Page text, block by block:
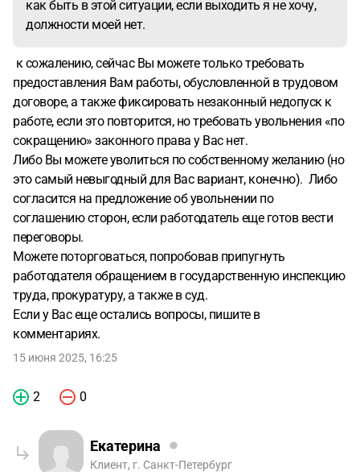
как быть в этой ситуации, если выходить я не хочу,
должности моей нет.
к сожалению, сейчас Вы можете только требовать
предоставления Вам работы, обусловленной в трудовом
договоре, а также фиксировать незаконный недопуск к
работе, если это повторится, но требовать увольнения «по
сокращению» законного права у Вас нет.
Либо Вы можете уволиться по собственному желанию (но
это самый невыгодный для Вас вариант, конечно). Либо
согласится на предложение об увольнении по
соглашению сторон, если работодатель еще готов вести
переговоры.
Можете поторговаться, попробовав припугнуть
работодателя обращением в государственную инспекцию
труда, прокуратуру, а также в суд.
Если у Вас еще остались вопросы, пишите в
комментариях.
15 июня 2025, 16:25
2 0
Екатерина
Клиент, г. Санкт-Петербург